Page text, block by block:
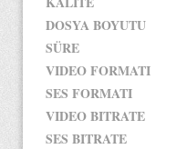
DOSYA BOYUTU
SÜRE
VIDEO FORMATI
SES FORMATI
VIDEO BITRATE
SES BITRATE